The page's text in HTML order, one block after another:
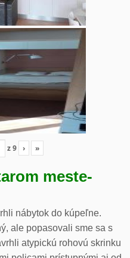
z9 › »
meste-
nábytok do kúpeľne.
ale popasovali sme sa s
atypickú rohovú skrinku